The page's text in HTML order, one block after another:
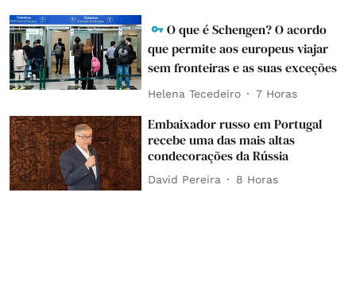
O que é Schengen? O acordo
que permite aos europeus viajar
sem fronteiras e as suas exceções
Helena Tecedeiro 7 Horas
Embaixador russo em Portugal
recebe uma das mais altas
condecorações da Rússia
David Pereira 8 Horas